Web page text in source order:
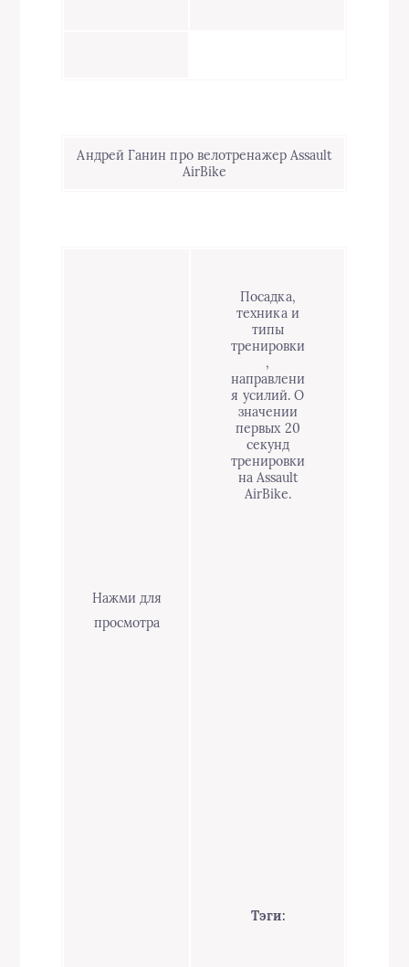
Андрей Ганин про велотренажер Assault
AirBike
Нажми для
просмотра
Посадка,
техника и
типы
тренировки
,
направлени
я усилий. О
значении
первых 20
секунд
тренировки
на Assault
AirBike.
Тэги: